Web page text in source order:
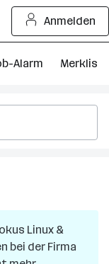
Anmelden
Alarm Merkliste
Linux &
bei der Firma